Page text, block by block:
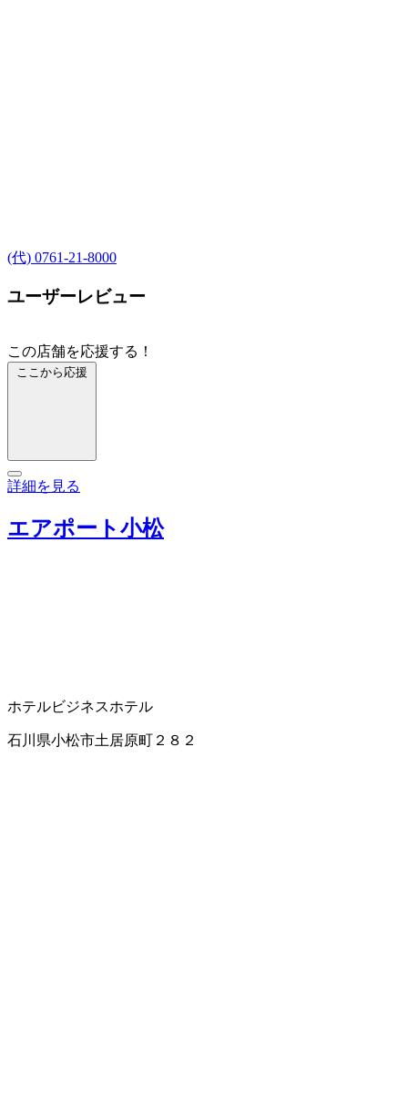
(代) 0761-21-8000
ユーザーレビュー
この店舗を応援する！
ここから応援
詳細を見る
エアポート小松
ホテルビジネスホテル
石川県小松市土居原町２８２